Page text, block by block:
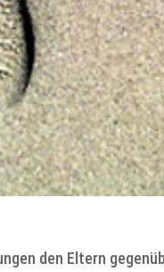
den Eltern